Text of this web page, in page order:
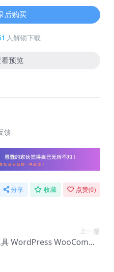
后购买
人解锁下载
看预览
馈
分享 收藏 点赞(0)
上一篇
WordPress WooComme